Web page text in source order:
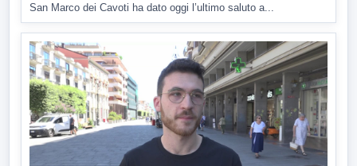
San Marco dei Cavoti ha dato oggi l’ultimo saluto a...